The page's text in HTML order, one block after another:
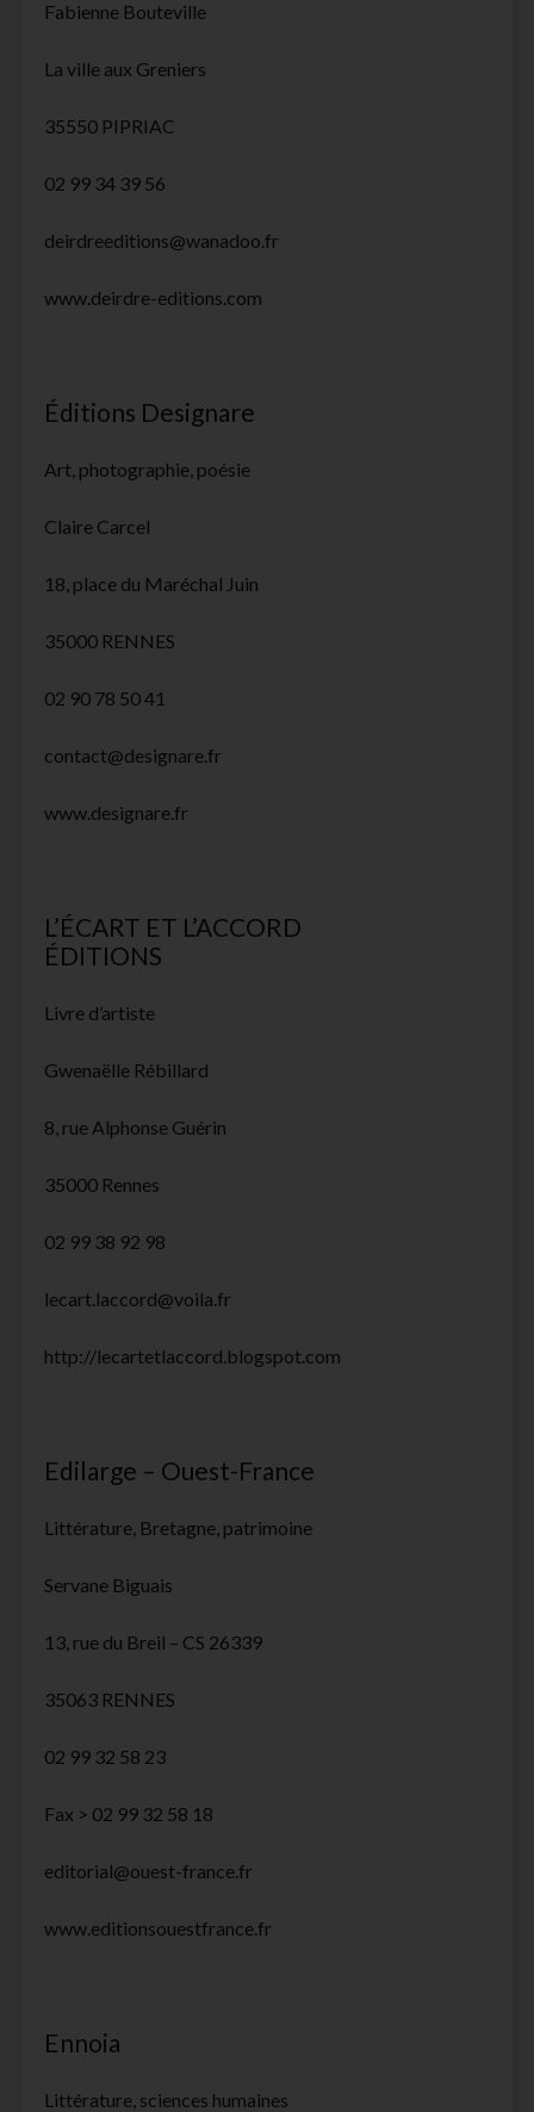
Fabienne Bouteville
La ville aux Greniers
35550 PIPRIAC
02 99 34 39 56
deirdreeditions@wanadoo.fr
www.deirdre-editions.com
Éditions Designare
Art, photographie, poésie
Claire Carcel
18, place du Maréchal Juin
35000 RENNES
02 90 78 50 41
contact@designare.fr
www.designare.fr
L’ÉCART ET L’ACCORD
ÉDITIONS
Livre d’artiste
Gwenaëlle Rébillard
8, rue Alphonse Guérin
35000 Rennes
02 99 38 92 98
lecart.laccord@voila.fr
http://lecartetlaccord.blogspot.com
Edilarge – Ouest-France
Littérature, Bretagne, patrimoine
Servane Biguais
13, rue du Breil – CS 26339
35063 RENNES
02 99 32 58 23
Fax > 02 99 32 58 18
editorial@ouest-france.fr
www.editionsouestfrance.fr
Ennoia
Littérature, sciences humaines